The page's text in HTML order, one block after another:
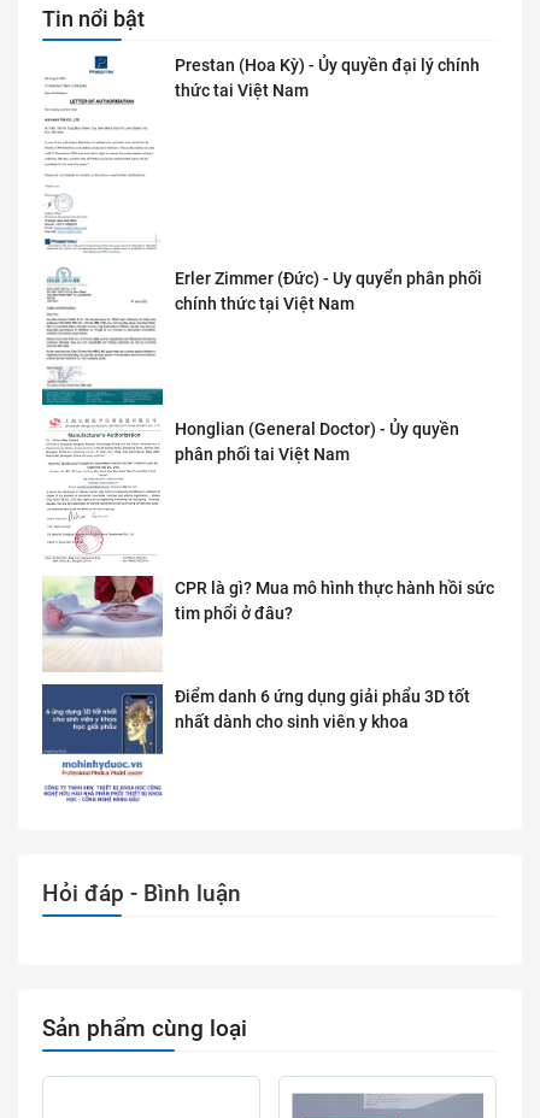
Tin nổi bật
Prestan (Hoa Kỳ) - Ủy quyền đại lý chính
thức tai Việt Nam
Erler Zimmer (Đức) - Uy quyển phân phối
chính thức tại Việt Nam
Honglian (General Doctor) - Ủy quyền
phân phối tai Việt Nam
CPR là gì? Mua mô hình thực hành hồi sức
tim phổi ở đâu?
Điểm danh 6 ứng dụng giải phẩu 3D tốt
nhất dành cho sinh viên y khoa
Hỏi đáp - Bình luận
Sản phẩm cùng loại